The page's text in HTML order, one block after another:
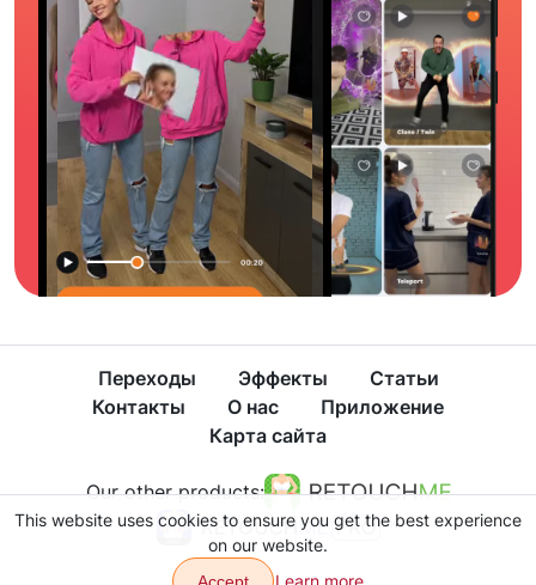
Переходы Эффекты
Статьи
Контакты
О нас
Приложение
Карта сайта
Our other products:
This website uses cookies to ensure you get the best experience
on our website.
Learn more